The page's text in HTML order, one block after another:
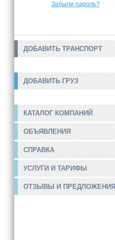
Забыли пароль?
ДОБАВИТЬ ТРАНСПОРТ
ДОБАВИТЬ ГРУЗ
КАТАЛОГ КОМПАНИЙ
ОБЪЯВЛЕНИЯ
СПРАВКА
УСЛУГИ И ТАРИФЫ
ОТЗЫВЫ И ПРЕДЛОЖЕНИЯ